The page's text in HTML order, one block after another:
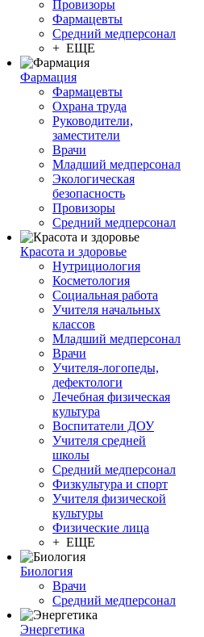
Провизоры
Фармацевты
Средний медперсонал
+ ЕЩЕ
Фармация
Фармацевты
Охрана труда
Руководители,
заместители
Врачи
Младший медперсонал
Экологическая
безопасность
Провизоры
Средний медперсонал
Красота и здоровье
Нутрициология
Косметология
Социальная работа
Учителя начальных
классов
Младший медперсонал
Врачи
Учителя-логопеды,
дефектологи
Лечебная физическая
культура
Воспитатели ДОУ
Учителя средней
школы
Средний медперсонал
Физкультура и спорт
Учителя физической
культуры
Физические лица
+ ЕЩЕ
Биология
Врачи
Средний медперсонал
Энергетика